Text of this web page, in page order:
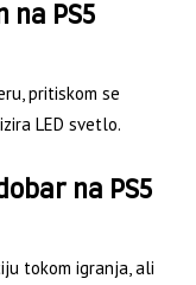
na PS5
pritiskom se
LED svetlo.
na PS5
tokom igranja, ali